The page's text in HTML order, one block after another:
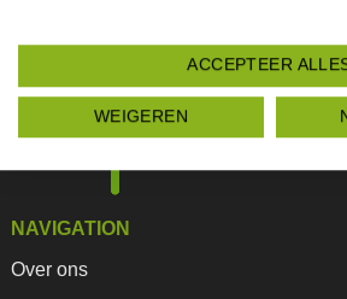
NAVIGATION
Over ons
ACCEPTEER
WEIGEREN